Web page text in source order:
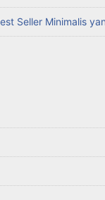
Seller Minimalis